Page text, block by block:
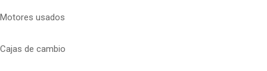
Motores usados
Cajas de cambio